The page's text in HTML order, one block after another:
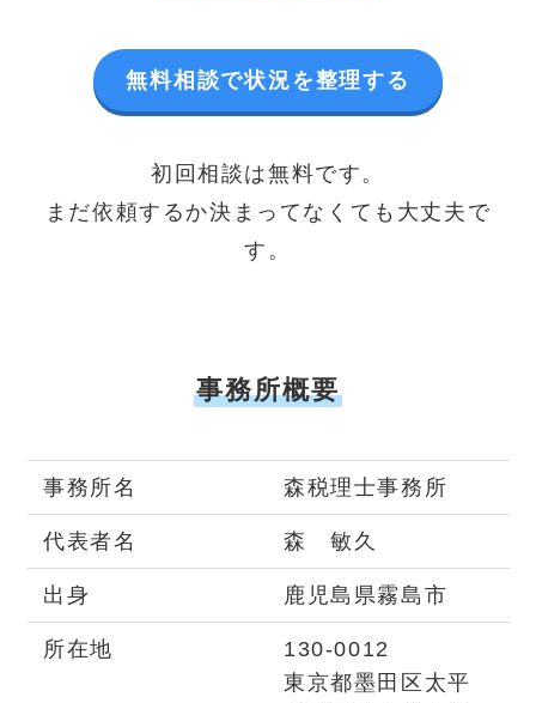
無料相談で状況を整理する
初回相談は無料です。
まだ依頼するか決まってなくても大丈夫で
す。
事務所概要
事務所名 森税理士事務所
代表者名 森 敏久
出身 鹿児島県霧島市
所在地
130-0012
東京都墨田区太平